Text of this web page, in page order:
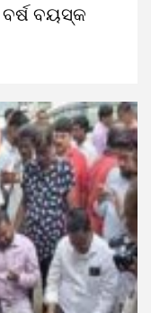
ବର୍ଷ ବୟସ୍କ